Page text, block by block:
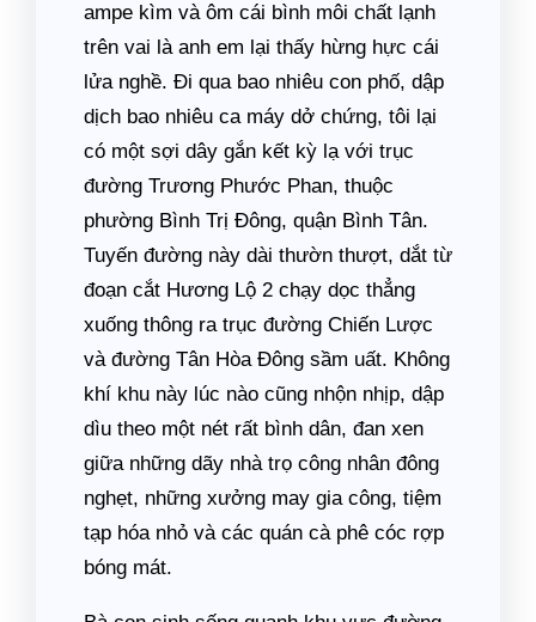
ampe kìm và ôm cái bình môi chất lạnh
trên vai là anh em lại thấy hừng hực cái
lửa nghề. Đi qua bao nhiêu con phố, dập
dịch bao nhiêu ca máy dở chứng, tôi lại
có một sợi dây gắn kết kỳ lạ với trục
đường Trương Phước Phan, thuộc
phường Bình Trị Đông, quận Bình Tân.
Tuyến đường này dài thườn thượt, dắt từ
đoạn cắt Hương Lộ 2 chạy dọc thẳng
xuống thông ra trục đường Chiến Lược
và đường Tân Hòa Đông sầm uất. Không
khí khu này lúc nào cũng nhộn nhịp, dập
dìu theo một nét rất bình dân, đan xen
giữa những dãy nhà trọ công nhân đông
nghẹt, những xưởng may gia công, tiệm
tạp hóa nhỏ và các quán cà phê cóc rợp
bóng mát.